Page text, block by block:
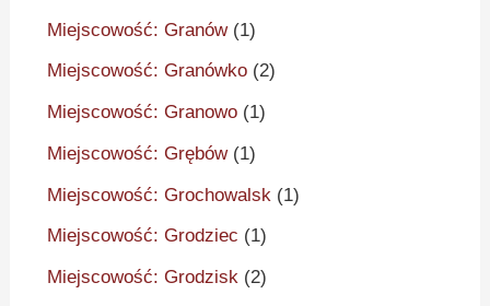
Miejscowość: Granów(1)
Miejscowość: Granówko (2)
Miejscowość: Granowo (1)
Miejscowość: Grębów(1)
Miejscowość: Grochowalsk (1)
Miejscowość: Grodziec (1)
Miejscowość: Grodzisk (2)